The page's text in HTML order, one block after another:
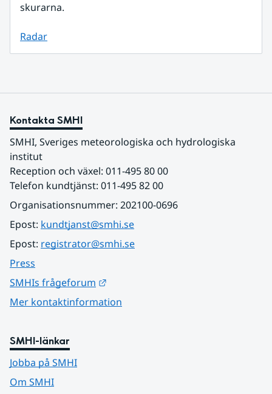
skurarna.
Radar
Kontakta SMHI
SMHI, Sveriges meteorologiska och hydrologiska
institut
Reception och växel: 011-495 80 00
Telefon kundtjänst: 011-495 82 00
Organisationsnummer: 202100-0696
Epost: kundtjanst@smhi.se
Epost: registrator@smhi.se
Press
SMHIs frågeforum
Mer kontaktinformation
SMHI-länkar
Jobba på SMHI
Om SMHI